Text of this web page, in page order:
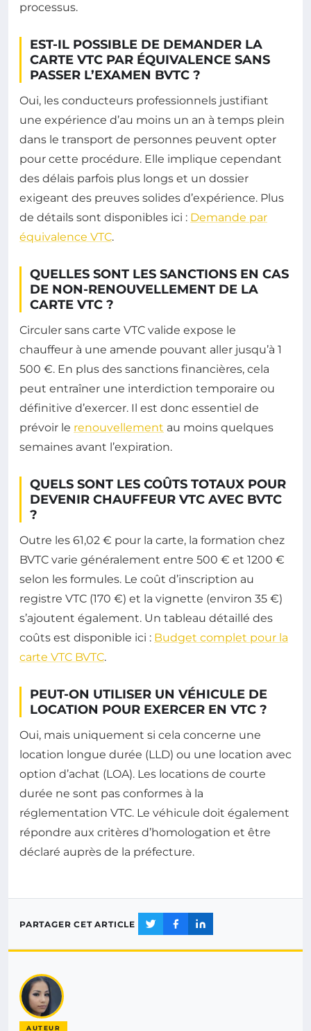
processus.
EST-IL POSSIBLE DE DEMANDER LA
CARTE VTC PAR ÉQUIVALENCE SANS
PASSER L’EXAMEN BVTC ?
Oui, les conducteurs professionnels justifiant
une expérience d’au moins un an à temps plein
dans le transport de personnes peuvent opter
pour cette procédure. Elle implique cependant
des délais parfois plus longs et un dossier
exigeant des preuves solides d’expérience. Plus
de détails sont disponibles ici : Demande par
équivalence VTC.
QUELLES SONT LES SANCTIONS EN CAS
DE NON-RENOUVELLEMENT DE LA
CARTE VTC ?
Circuler sans carte VTC valide expose le
chauffeur à une amende pouvant aller jusqu’à 1
500 €. En plus des sanctions financières, cela
peut entraîner une interdiction temporaire ou
définitive d’exercer. Il est donc essentiel de
prévoir le renouvellement au moins quelques
semaines avant l’expiration.
QUELS SONT LES COÛTS TOTAUX POUR
DEVENIR CHAUFFEUR VTC AVEC BVTC
?
Outre les 61,02 € pour la carte, la formation chez
BVTC varie généralement entre 500 € et 1200 €
selon les formules. Le coût d’inscription au
registre VTC (170 €) et la vignette (environ 35 €)
s’ajoutent également. Un tableau détaillé des
coûts est disponible ici : Budget complet pour la
carte VTC BVTC.
PEUT-ON UTILISER UN VÉHICULE DE
LOCATION POUR EXERCER EN VTC ?
Oui, mais uniquement si cela concerne une
location longue durée (LLD) ou une location avec
option d’achat (LOA). Les locations de courte
durée ne sont pas conformes à la
réglementation VTC. Le véhicule doit également
répondre aux critères d’homologation et être
déclaré auprès de la préfecture.
PARTAGER CET ARTICLE
AUTEUR